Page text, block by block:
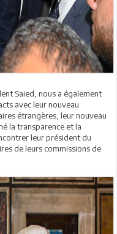
Saied, nous a également
avec leur nouveau
étrangères, leur nouveau
la transparence et la
leur président du
de leurs commissions de